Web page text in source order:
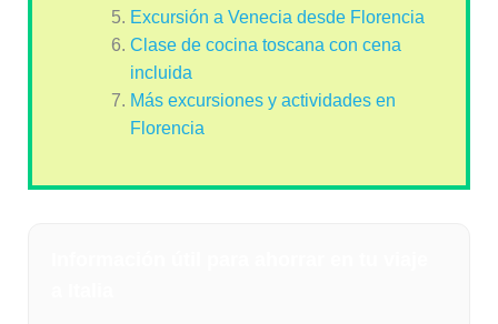
Excursión a Venecia desde Florencia
Clase de cocina toscana con cena
incluida
Más excursiones y actividades en
Florencia